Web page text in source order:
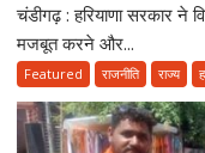
चंडीगढ़ : हरियाणा सरकार
मजबूत करने और...
Featured राजनीति राज्य